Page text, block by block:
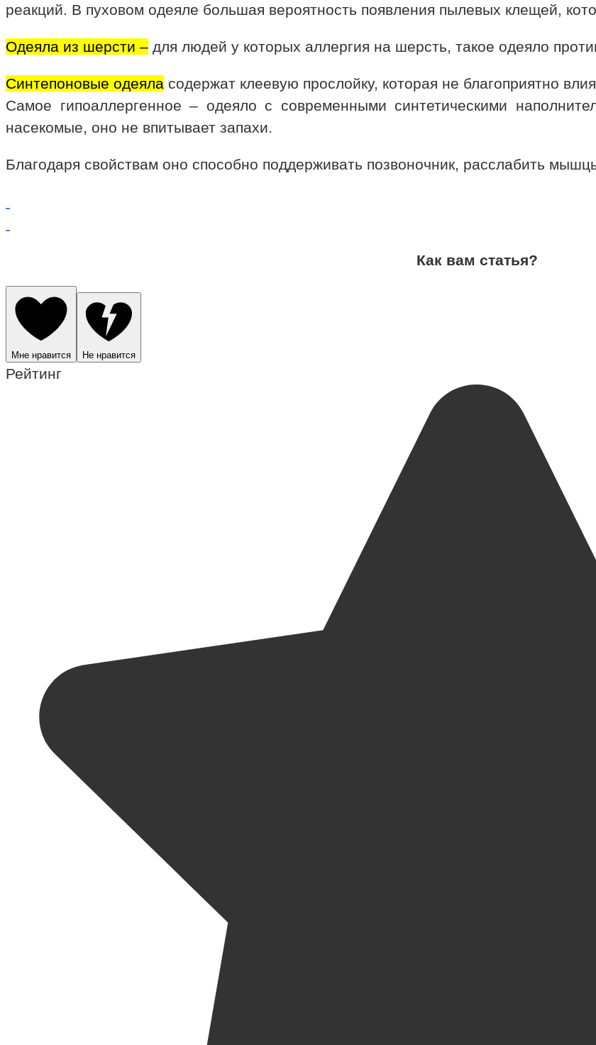
реакций. В пуховом одеяле большая вероятность появления пылевых клещей,
Одеяла из шерсти – для людей у которых аллергия на шерсть, такое одеяло
Синтепоновые одеяла содержат клеевую прослойку, которая не благоприятно
Самое гипоаллергенное – одеяло с современными синтетическими
насекомые, оно не впитывает запахи.
Благодаря свойствам оно способно поддерживать позвоночник, расслабить
Как вам статья?
Мне нравится Не нравится
Рейтинг